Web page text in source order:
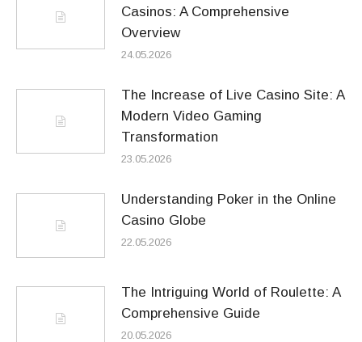
Casinos: A Comprehensive
Overview
24.05.2026
The Increase of Live Casino Site: A
Modern Video Gaming
Transformation
23.05.2026
Understanding Poker in the Online
Casino Globe
22.05.2026
The Intriguing World of Roulette: A
Comprehensive Guide
20.05.2026